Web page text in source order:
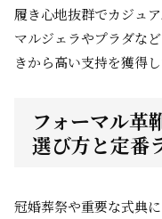
履き心地抜群でカジュ
マルジェラやプラダな
きから高い支持を獲得し
フォーマル革
選び方と定番
冠婚葬祭や重要な式典